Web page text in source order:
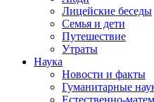
Лицейские беседы
Семья и дети
Путешествие
Утраты
Наука
Новости и факты
Гуманитарные